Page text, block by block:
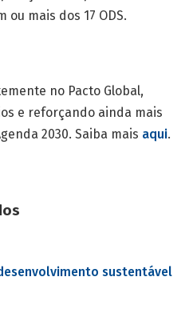
ou mais dos 17 ODS.
no Pacto Global,
e reforçando ainda mais
2030. Saiba mais aqui.
sustentável